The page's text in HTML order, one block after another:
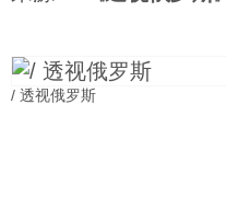
国际
时政
农业
图表
/ 透视俄罗斯